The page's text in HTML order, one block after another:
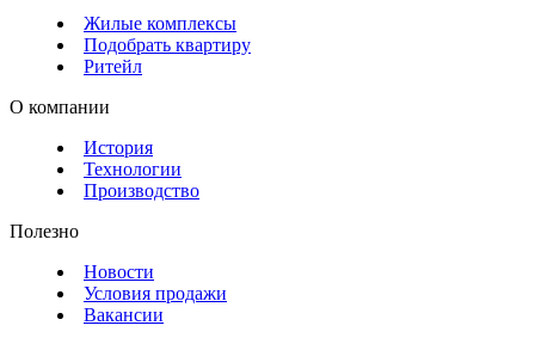
Жилые комплексы
Подобрать квартиру
Ритейл
О компании
История
Технологии
Производство
Полезно
Новости
Условия продажи
Вакансии